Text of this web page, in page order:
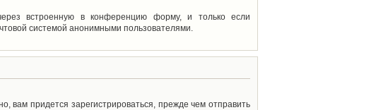
встроенную в конференцию форму, и только если
системой анонимными пользователями.
придется зарегистрироваться, прежде чем отправить